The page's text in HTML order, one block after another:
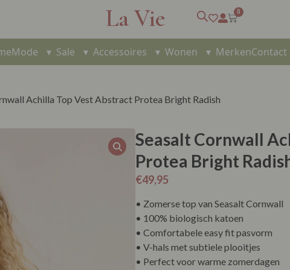
La Vie 0
Mode ▾ Sale ▾ Accessoires ▾ Wonen ▾ MerkenContact
Achilla Top Vest Abstract Protea Bright Radish
Seasalt Cornwall
Protea Bright
€49,95
• Zomerse top van Seasalt Cornwall
• 100% biologisch katoen
• Comfortabele easy fit pasvorm
• V-hals met subtiele plooitjes
• Perfect voor warme zomerdagen